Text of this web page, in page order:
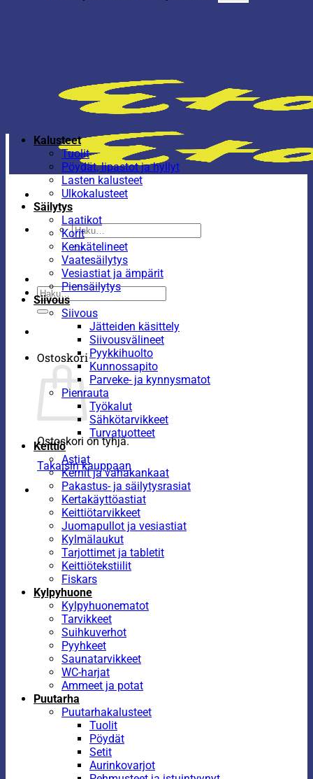
Etsi:
Etsi:
Ostoskori
Ostoskori on tyhjä.
Takaisin kauppaan
Kalusteet
Tuolit
Pöydät, lipastot ja hyllyt
Lasten kalusteet
Ulkokalusteet
Säilytys
Laatikot
Korit
Kenkätelineet
Vaatesäilytys
Vesiastiat ja ämpärit
Piensäilytys
Siivous
Siivous
Jätteiden käsittely
Siivousvälineet
Pyykkihuolto
Kunnossapito
Parveke- ja kynnysmatot
Pienrauta
Työkalut
Sähkötarvikkeet
Turvatuotteet
Keittiö
Astiat
Kernit ja vahakankaat
Pakastus- ja säilytysrasiat
Kertakäyttöastiat
Keittiötarvikkeet
Juomapullot ja vesiastiat
Kylmälaukut
Tarjottimet ja tabletit
Keittiötekstiilit
Fiskars
Kylpyhuone
Kylpyhuonematot
Tarvikkeet
Suihkuverhot
Pyyhkeet
Saunatarvikkeet
WC-harjat
Ammeet ja potat
Puutarha
Puutarhakalusteet
Tuolit
Pöydät
Setit
Aurinkovarjot